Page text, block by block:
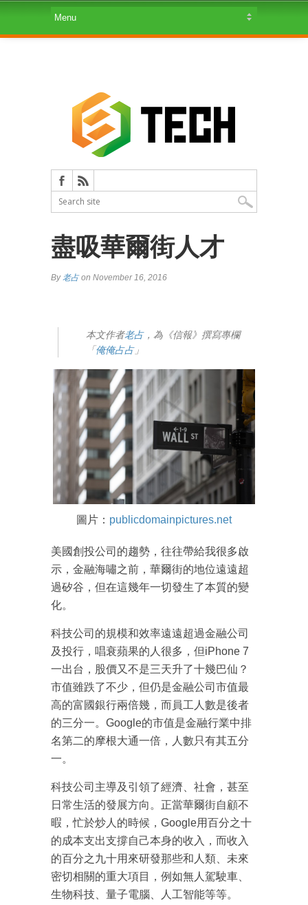
盡吸華爾街人才
By老占on November 16, 2016
本文作者老占，為《信報》撰寫專欄
「俺俺占占」
圖片： publicdomainpictures.net
美國創投公司的趨勢，往往帶給我很多啟
示，金融海嘯之前，華爾街的地位遠遠超
過矽谷，但在這幾年一切發生了本質的變
化。
科技公司的規模和效率遠遠超過金融公司
及投行，唱衰蘋果的人很多，但iPhone 7
一出台，股價又不是三天升了十幾巴仙？
市值雖跌了不少，但仍是金融公司市值最
高的富國銀行兩倍幾，而員工人數是後者
的三分一。Google的市值是金融行業中排
名第二的摩根大通一倍，人數只有其五分
一。
科技公司主導及引領了經濟、社會，甚至
日常生活的發展方向。正當華爾街自顧不
暇，忙於炒人的時候，Google用百分之十
的成本支出支撐自己本身的收入，而收入
的百分之九十用來研發那些和人類、未來
密切相關的重大項目，例如無人駕駛車、
生物科技、量子電腦、人工智能等等。